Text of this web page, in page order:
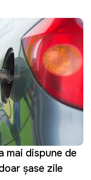
mai dispune de
șase zile